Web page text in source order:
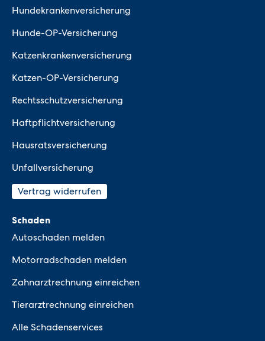
Hundekrankenversicherung
Hunde-OP-Versicherung
Katzenkrankenversicherung
Katzen-OP-Versicherung
Rechtsschutzversicherung
Haftpflichtversicherung
Hausratsversicherung
Unfallversicherung
Vertrag widerrufen
Schaden
Autoschaden melden
Motorradschaden melden
Zahnarztrechnung einreichen
Tierarztrechnung einreichen
Alle Schadenservices